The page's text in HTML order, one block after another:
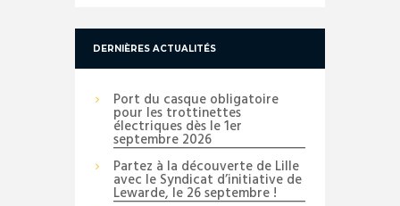
DERNIÈRES ACTUALITÉS
Port du casque obligatoire
pour les trottinettes
électriques dès le 1er
septembre 2026
Partez à la découverte de Lille
avec le Syndicat d’initiative de
Lewarde, le 26 septembre !